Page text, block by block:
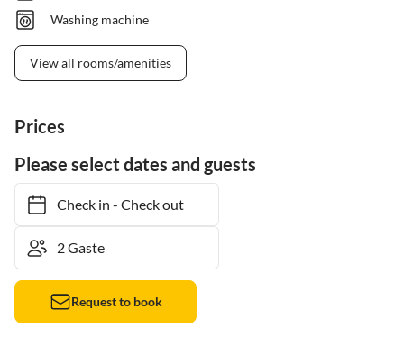
Washing machine
View all rooms/amenities
Prices
Please select dates and guests
Check in- Check out
Request to book